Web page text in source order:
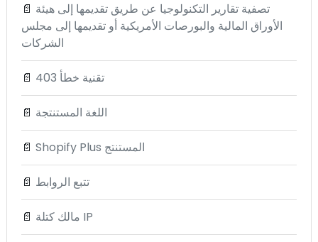
📄 تصفية تقارير التكنولوجيا عن طريق تقديمها إلى هيئة
الأوراق المالية والبورصات الأمريكية أو تقديمها إلى مجلس
الشركات
📄 تقنية خطأ 403
📄 اللغة المستنتجة
📄 Shopify Plus المستنتج
📄 تتبع الروابط
📄 مالك كتلة IP